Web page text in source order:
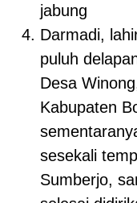
jabung
Darmadi,
puluh
Desa
Kabupaten
sesekali
Sumberjo,